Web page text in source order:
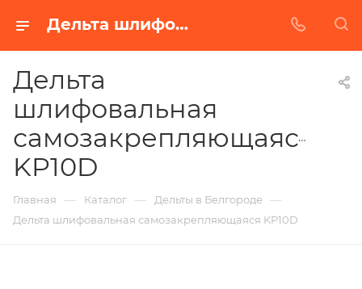
Дельта шлифовальная самозакрепляющаяся KP10D в Белгороде | Купить по недорогой цене от Абразивного Завода
Дельта
шлифовальная
самозакрепляющаяся
KP10D
Главная — Каталог — Дельты в Белгороде —
Дельта шлифовальная самозакрепляющаяся KP10D